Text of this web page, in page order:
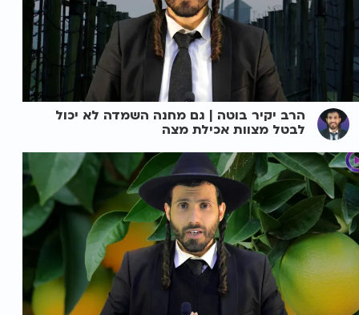
הרב יקיר בוטה | גם מחנה השמדה לא יכול
לבטל מצוות אכילת מצה